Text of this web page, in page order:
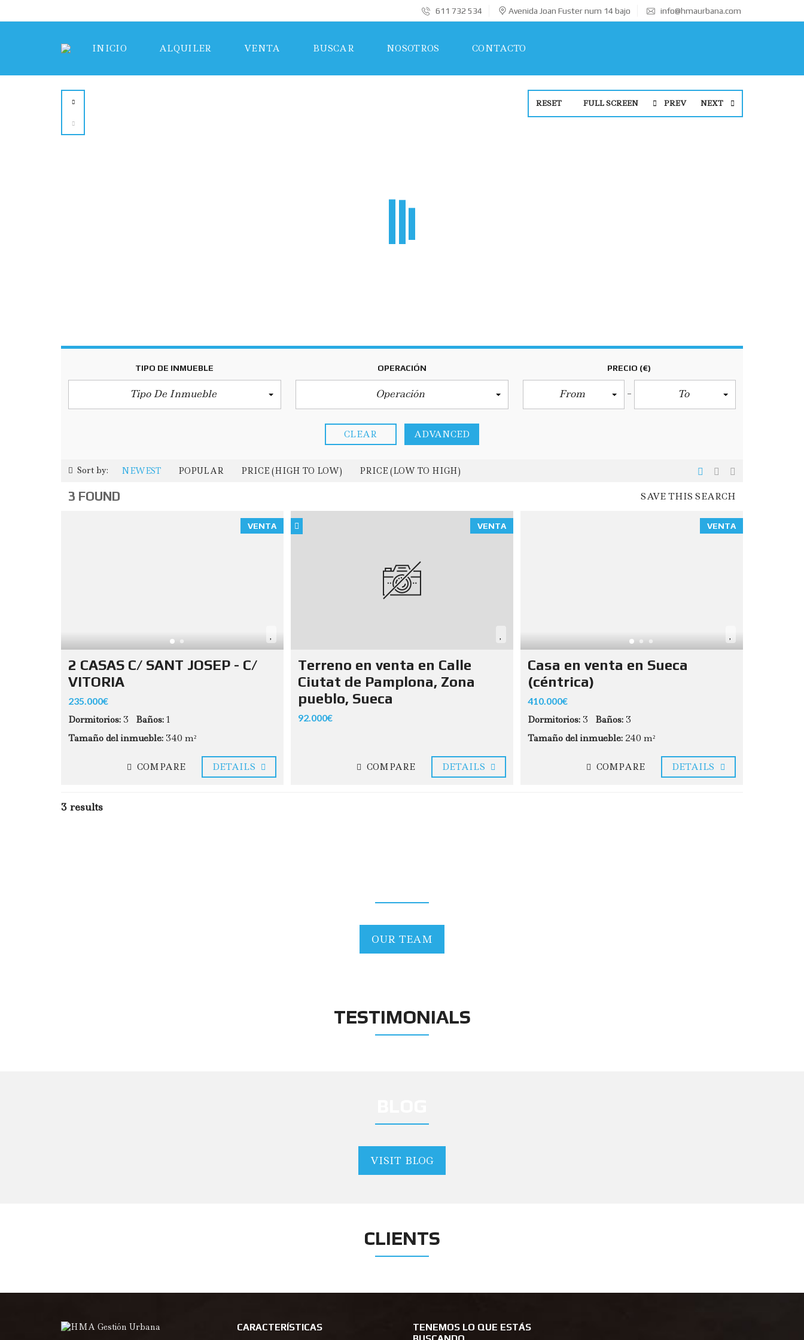
611 732 534 Avenida Joan Fuster num 14 bajo info@hmaurbana.com
INICIO ALQUILER VENTA BUSCAR NOSOTROS CONTACTO
RESET FULL SCREEN PREV NEXT
TIPO DE INMUEBLE
Tipo De Inmueble
OPERACIÓN
Operación
PRECIO (€)
From To
CLEAR ADVANCED
Sort by: NEWEST POPULAR PRICE (HIGH TO LOW) PRICE (LOW TO HIGH)
SAVE THIS SEARCH
3 FOUND
VENTA
2 CASAS C/ SANT JOSEP - C/
VITORIA
235.000€
Dormitorios: 3 Baños: 1
Tamaño del inmueble: 340 m²
COMPARE DETAILS
VENTA
Terreno en venta en Calle
Ciutat de Pamplona, Zona
pueblo, Sueca
92.000€
COMPARE DETAILS
VENTA
Casa en venta en Sueca
(céntrica)
410.000€
Dormitorios: 3 Baños: 3
Tamaño del inmueble: 240 m²
COMPARE DETAILS
3 results
OUR TEAM
TESTIMONIALS
VISIT BLOG
CLIENTS
CARACTERÍSTICAS
TENEMOS LO QUE ESTÁS